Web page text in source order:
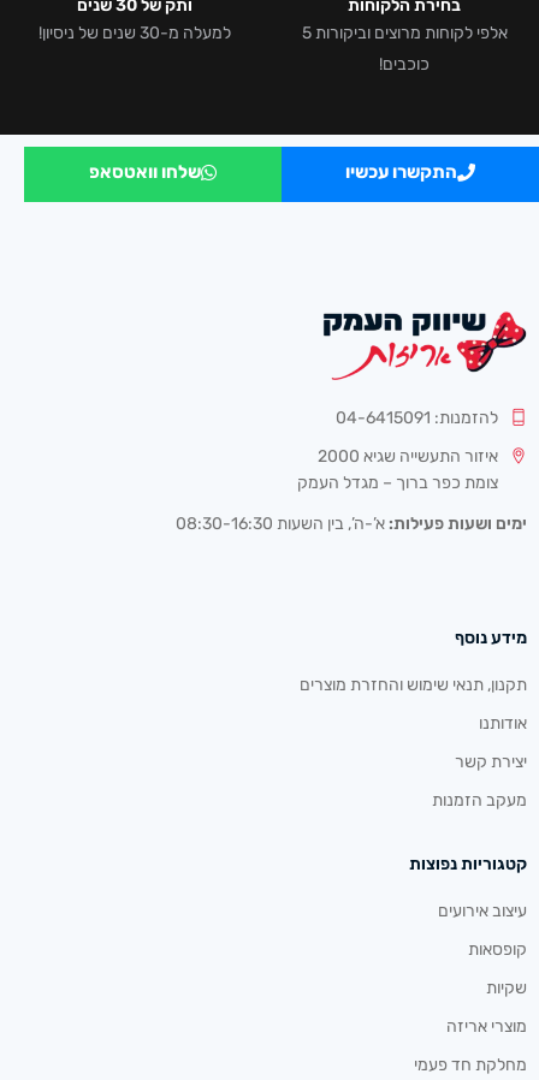
בחירת הלקוחות
אלפי לקוחות מרוצים וביקורות 5
כוכבים!
ותק של 30 שנים
למעלה מ-30 שנים של ניסיון!
התקשרו עכשיו שלחו וואטסאפ
להזמנות: 04-6415091
איזור התעשייה שגיא 2000
צומת כפר ברוך – מגדל העמק
ימים ושעות פעילות: א’-ה’, בין השעות 08:30-16:30
מידע נוסף
תקנון, תנאי שימוש והחזרת מוצרים
אודותנו
יצירת קשר
מעקב הזמנות
קטגוריות נפוצות
עיצוב אירועים
קופסאות
שקיות
מוצרי אריזה
מחלקת חד פעמי